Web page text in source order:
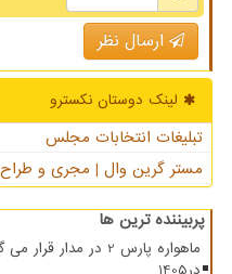
ارسال نظر
لینک دوستان نكسترو
تبلیغات انتخابات مجلس
مستر گرین وال | مجری و طراح
پربیننده ترین ها
ماهواره پارس 2 در